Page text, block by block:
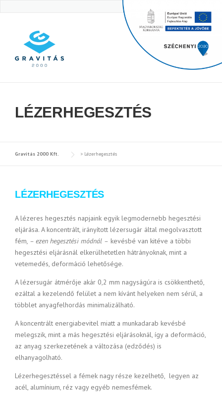
LÉZERHEGESZTÉS
Gravitás 2000 Kft. > Lézerhegesztés
LÉZERHEGESZTÉS
A lézeres hegesztés napjaink egyik legmodernebb hegesztési
eljárása. A koncentrált, irányított lézersugár által megolvasztott
fém, – ezen hegesztési módnál – kevésbé van kitéve a többi
hegesztési eljárásnál elkerülhetetlen hátrányoknak, mint a
vetemedés, deformáció lehetősége.
A lézersugár átmérője akár 0,2 mm nagyságúra is csökkenthető,
ezáltal a kezelendő felület a nem kívánt helyeken nem sérül, a
többlet anyagfelhordás minimalizálható.
A koncentrált energiabevitel miatt a munkadarab kevésbé
melegszik, mint a más hegesztési eljárásoknál, így a deformáció,
az anyag szerkezetének a változása (edződés) is
elhanyagolható.
Lézerhegesztéssel a fémek nagy része kezelhető, legyen az
acél, alumínium, réz vagy egyéb nemesfémek.